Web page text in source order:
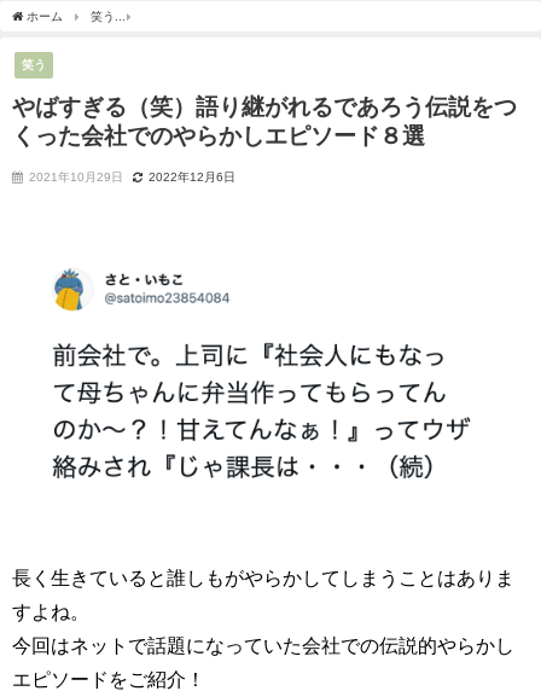
2021年3月13日
ホーム 笑う
笑う
やばすぎる（笑）語り継がれるであろう伝説をつ
くった会社でのやらかしエピソード８選
2021年10月29日 2022年12月6日
長く生きていると誰しもがやらかしてしまうことはありま
すよね。
今回はネットで話題になっていた会社での伝説的やらかし
エピソードをご紹介！